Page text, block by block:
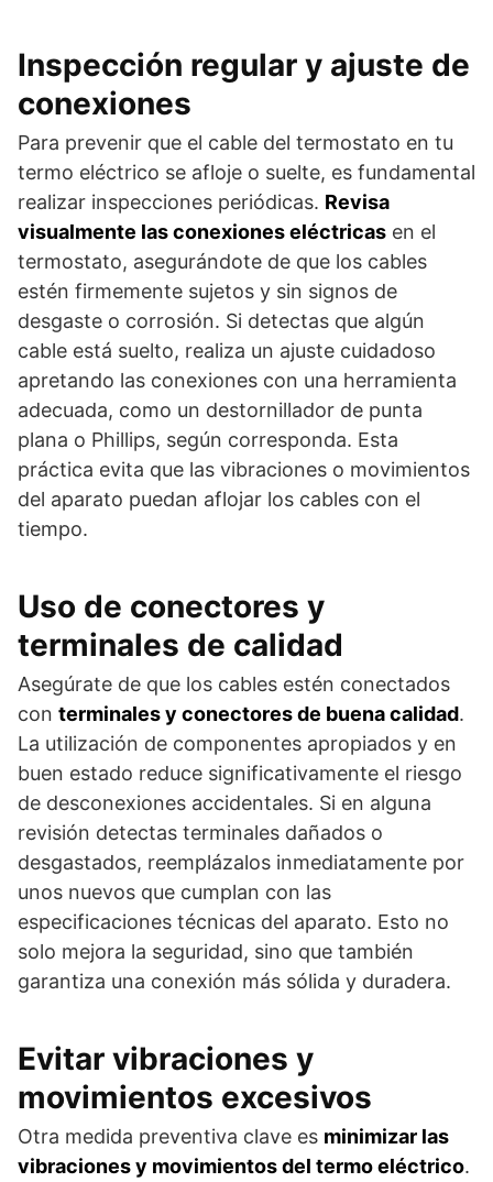
Inspección regular y ajuste de
conexiones
Para prevenir que el cable del termostato en tu
termo eléctrico se afloje o suelte, es fundamental
realizar inspecciones periódicas. Revisa
visualmente las conexiones eléctricas en el
termostato, asegurándote de que los cables
estén firmemente sujetos y sin signos de
desgaste o corrosión. Si detectas que algún
cable está suelto, realiza un ajuste cuidadoso
apretando las conexiones con una herramienta
adecuada, como un destornillador de punta
plana o Phillips, según corresponda. Esta
práctica evita que las vibraciones o movimientos
del aparato puedan aflojar los cables con el
tiempo.
Uso de conectores y
terminales de calidad
Asegúrate de que los cables estén conectados
con terminales y conectores de buena calidad.
La utilización de componentes apropiados y en
buen estado reduce significativamente el riesgo
de desconexiones accidentales. Si en alguna
revisión detectas terminales dañados o
desgastados, reemplázalos inmediatamente por
unos nuevos que cumplan con las
especificaciones técnicas del aparato. Esto no
solo mejora la seguridad, sino que también
garantiza una conexión más sólida y duradera.
Evitar vibraciones y
movimientos excesivos
Otra medida preventiva clave es minimizar las
vibraciones y movimientos del termo eléctrico.